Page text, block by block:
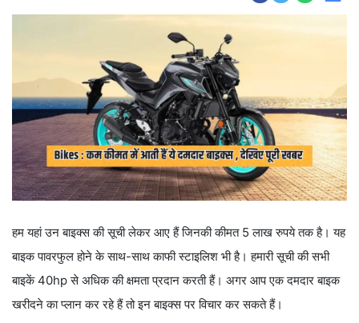
हम यहां उन बाइक्स की सूची लेकर आए हैं जिनकी कीमत 5 लाख रुपये तक है। यह
बाइक पावरफुल होने के साथ-साथ काफी स्टाइलिश भी है। हमारी सूची की सभी
बाइकें 40hp से अधिक की क्षमता प्रदान करती हैं। अगर आप एक दमदार बाइक
खरीदने का प्लान कर रहे हैं तो इन बाइक्स पर विचार कर सकते हैं।